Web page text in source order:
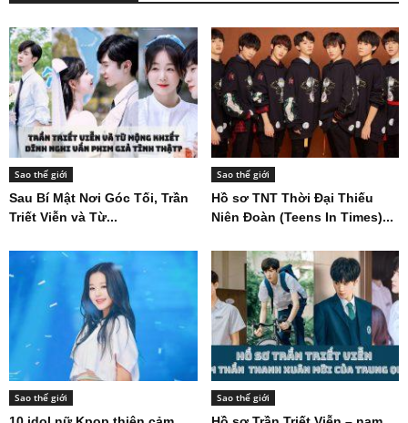
Sao thế giới
Sau Bí Mật Nơi Góc Tối, Trần
Triết Viễn và Từ...
Sao thế giới
Hồ sơ TNT Thời Đại Thiếu
Niên Đoàn (Teens In Times)...
Sao thế giới Sao thế giới